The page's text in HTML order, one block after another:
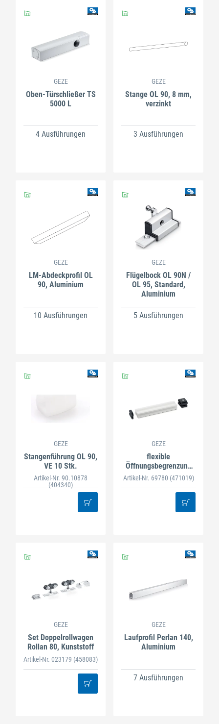
GEZE
Oben-Türschließer TS
5000 L
4 Ausführungen
GEZE
Stange OL 90, 8 mm,
verzinkt
3 Ausführungen
GEZE
LM-Abdeckprofil OL
90, Aluminium
10 Ausführungen
GEZE
Flügelbock OL 90N /
OL 95, Standard,
Aluminium
5 Ausführungen
GEZE
Stangenführung OL 90,
VE 10 Stk.
Artikel-Nr. 90.10878
(404340)
GEZE
flexible
Öffnungsbegrenzung
für Gleitschiene
vernietet
Artikel-Nr. 69780 (471019)
GEZE
Set Doppelrollwagen
Rollan 80, Kunststoff
Artikel-Nr. 023179 (458083)
GEZE
Laufprofil Perlan 140,
Aluminium
7 Ausführungen